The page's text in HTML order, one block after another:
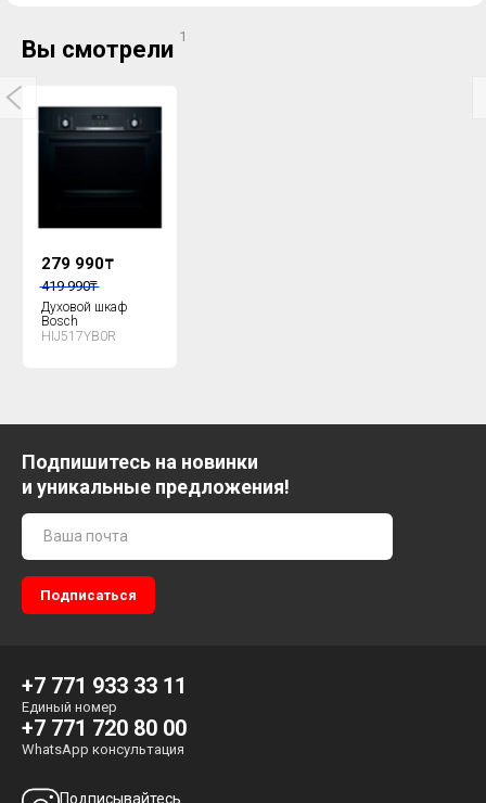
Вы смотрели 1
279 990₸
419 990₸
Духовой шкаф
Bosch
HIJ517YB0R
Подпишитесь на новинки
и уникальные предложения!
+7 771 933 33 11
Единый номер
+7 771 720 80 00
WhatsApp консультация
Подписывайтесь